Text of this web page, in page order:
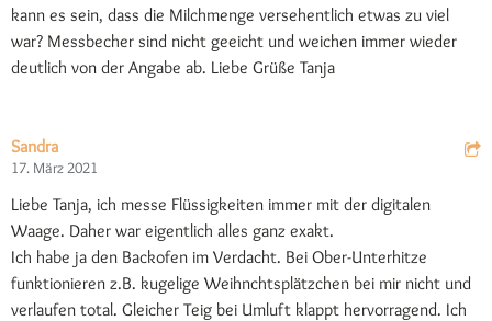
kann es sein, dass die Milchmenge versehentlich etwas zu viel
war? Messbecher sind nicht geeicht und weichen immer wieder
deutlich von der Angabe ab. Liebe Grüße Tanja
Sandra
17. März 2021
Liebe Tanja, ich messe Flüssigkeiten immer mit der digitalen
Waage. Daher war eigentlich alles ganz exakt.
Ich habe ja den Backofen im Verdacht. Bei Ober-Unterhitze
funktionieren z.B. kugelige Weihnchtsplätzchen bei mir nicht und
verlaufen total. Gleicher Teig bei Umluft klappt hervorragend. Ich